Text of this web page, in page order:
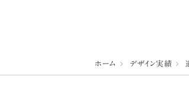
ホーム デザイン実績